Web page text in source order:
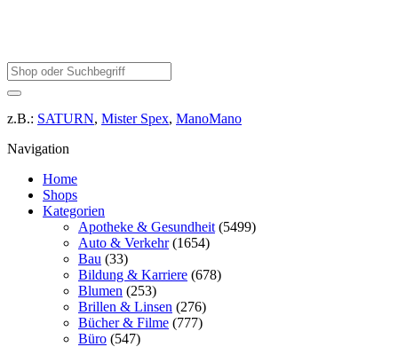
z.B.: SATURN, Mister Spex, ManoMano
Navigation
Home
Shops
Kategorien
Apotheke & Gesundheit (5499)
Auto & Verkehr (1654)
Bau (33)
Bildung & Karriere (678)
Blumen (253)
Brillen & Linsen (276)
Bücher & Filme (777)
Büro (547)